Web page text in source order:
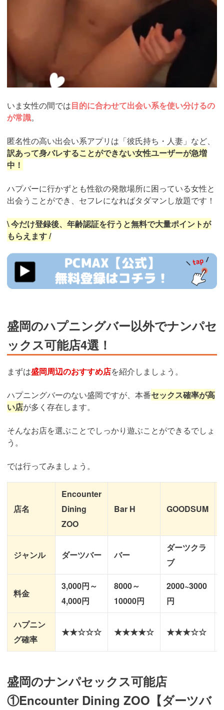
いま女性の間では目的に合わせて出会い系を使い分けるの
が常識。
匿名性の高い出会い系アプリは「彼氏持ち・人妻」など、
訳あって身バレすることができない女性ユーザーが急増
中！
ハプバーに行かずとも性欲の発散場所に困っている女性と
出会うことができ、セフレになればタダマンし放題です！
\ 今だけ登録後、年齢認証を行うと無料で大量ポイントが
もらえます /
https://pcmax.jp/lp/?
ad_id=rm327007
盛岡のハプニングバー以外でナンパセ
ックス可能店4選！
まずは盛岡周辺のおすすめ店を紹介しましょう。
ハプニングバーのない盛岡ですが、本番セックス確率が高
い店が多く存在します。
そんなお店を選ぶことでしっかり遊ぶことができるでしょ
う。
では行ってみましょう。
店名
Encounter
Dining
ZOO
Bar H GOODSUM
ジャンル ダーツバー バー
ダーツクラ
ブ
料金
3,000円～
4,000円
8000～
10000円
2000~3000
円
ハプニン
グ確率
★★☆☆☆ ★★★★☆ ★★★☆☆
盛岡のナンパセックス可能店
①Encounter Dining ZOO【ダーツバ